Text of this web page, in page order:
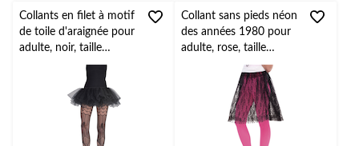
évaluation
Collants en filet à motif
de toile d'araignée pour
adulte, noir, taille
unique, accessoire de
costume à porter pour
l'Halloween
Collant sans pieds néon
des années 1980 pour
adulte, rose, taille
unique, accessoire de
costume à porter pour
l'Halloween